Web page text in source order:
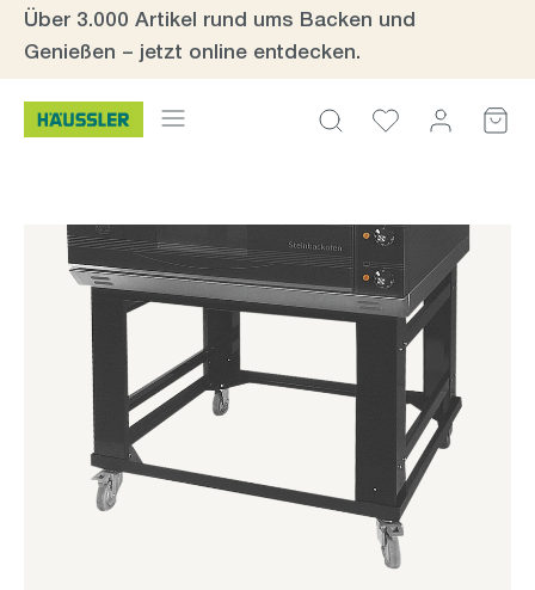
Zum Hauptinhalt springen
Über 3.000 Artikel rund ums Backen und
Genießen – jetzt online entdecken.
Bildergalerie überspringen